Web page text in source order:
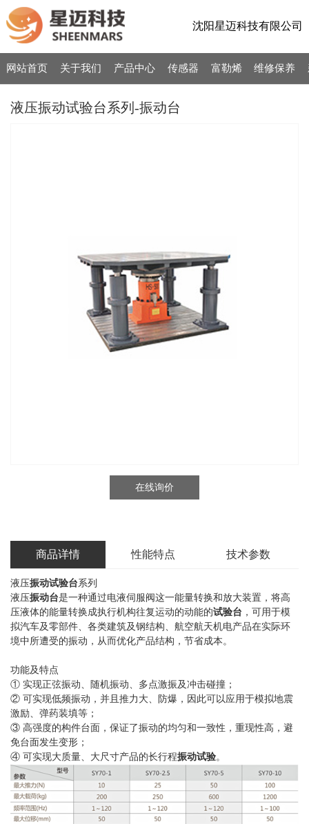
沈阳星迈科技有限公司
网站首页 关于我们 产品中心 传感器 富勒烯 维修保养
液压振动试验台系列-振动台
在线询价
商品详情 性能特点 技术参数
液压振动试验台系列
液压振动台是一种通过电液伺服阀这一能量转换和放大装置，将高
压液体的能量转换成执行机构往复运动的动能的试验台 ，可用于模
拟汽车及零部件、各类建筑及钢结构、航空航天机电产品在实际环
境中所遭受的振动，从而优化产品结构，节省成本。
功能及特点
① 实现正弦振动、随机振动、多点激振及冲击碰撞；
② 可实现低频振动，并且推力大、防爆，因此可以应用于模拟地震
激励、弹药装填等；
③ 高强度的构件台面，保证了振动的均匀和一致性，重现性高，避
免台面发生变形；
④ 可实现大质量、大尺寸产品的长行程振动试验。